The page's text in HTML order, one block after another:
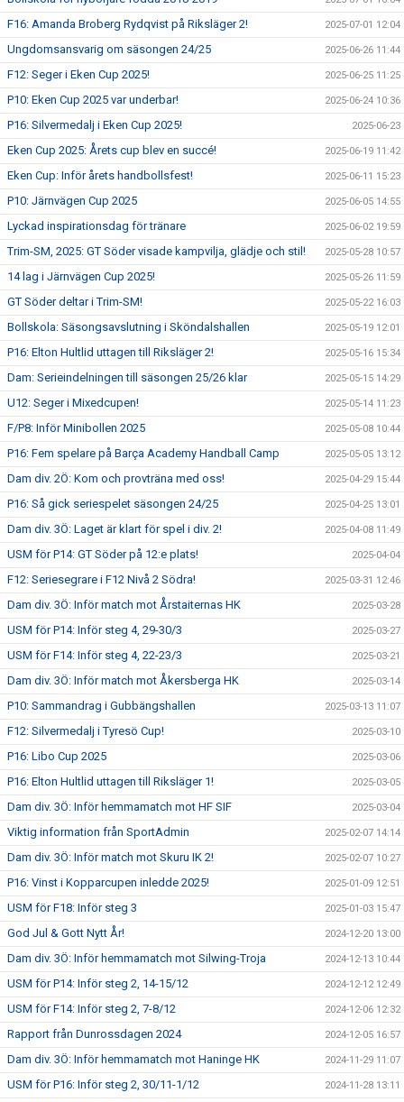
F16: Amanda Broberg Rydqvist på Riksläger 2! 2025-07-01 12:04
Ungdomsansvarig om säsongen 24/25 2025-06-26 11:44
F12: Seger i Eken Cup 2025! 2025-06-25 11:25
P10: Eken Cup 2025 var underbar! 2025-06-24 10:36
P16: Silvermedalj i Eken Cup 2025! 2025-06-23
Eken Cup 2025: Årets cup blev en succé! 2025-06-19 11:42
Eken Cup: Inför årets handbollsfest! 2025-06-11 15:23
P10: Järnvägen Cup 2025 2025-06-05 14:55
Lyckad inspirationsdag för tränare 2025-06-02 19:59
Trim-SM, 2025: GT Söder visade kampvilja, glädje och stil! 2025-05-28 10:57
14 lag i Järnvägen Cup 2025! 2025-05-26 11:59
GT Söder deltar i Trim-SM! 2025-05-22 16:03
Bollskola: Säsongsavslutning i Sköndalshallen 2025-05-19 12:01
P16: Elton Hultlid uttagen till Riksläger 2! 2025-05-16 15:34
Dam: Serieindelningen till säsongen 25/26 klar 2025-05-15 14:29
U12: Seger i Mixedcupen! 2025-05-14 11:23
F/P8: Inför Minibollen 2025 2025-05-08 10:44
P16: Fem spelare på Barça Academy Handball Camp 2025-05-05 13:12
Dam div. 2Ö: Kom och provträna med oss! 2025-04-29 15:44
P16: Så gick seriespelet säsongen 24/25 2025-04-25 13:01
Dam div. 3Ö: Laget är klart för spel i div. 2! 2025-04-08 11:49
USM för P14: GT Söder på 12:e plats! 2025-04-04
F12: Seriesegrare i F12 Nivå 2 Södra! 2025-03-31 12:46
Dam div. 3Ö: Inför match mot Årstaiternas HK 2025-03-28
USM för P14: Inför steg 4, 29-30/3 2025-03-27
USM för F14: Inför steg 4, 22-23/3 2025-03-21
Dam div. 3Ö: Inför match mot Åkersberga HK 2025-03-14
P10: Sammandrag i Gubbängshallen 2025-03-13 11:07
F12: Silvermedalj i Tyresö Cup! 2025-03-10
P16: Libo Cup 2025 2025-03-06
P16: Elton Hultlid uttagen till Riksläger 1! 2025-03-05
Dam div. 3Ö: Inför hemmamatch mot HF SIF 2025-03-04
Viktig information från SportAdmin 2025-02-07 14:14
Dam div. 3Ö: Inför match mot Skuru IK 2! 2025-02-07 10:27
P16: Vinst i Kopparcupen inledde 2025! 2025-01-09 12:51
USM för F18: Inför steg 3 2025-01-03 15:47
God Jul & Gott Nytt År! 2024-12-20 13:00
Dam div. 3Ö: Inför hemmamatch mot Silwing-Troja 2024-12-13 10:44
USM för P14: Inför steg 2, 14-15/12 2024-12-12 12:49
USM för F14: Inför steg 2, 7-8/12 2024-12-06 12:32
Rapport från Dunrossdagen 2024 2024-12-05 16:57
Dam div. 3Ö: Inför hemmamatch mot Haninge HK 2024-11-29 11:07
USM för P16: Inför steg 2, 30/11-1/12 2024-11-28 13:11